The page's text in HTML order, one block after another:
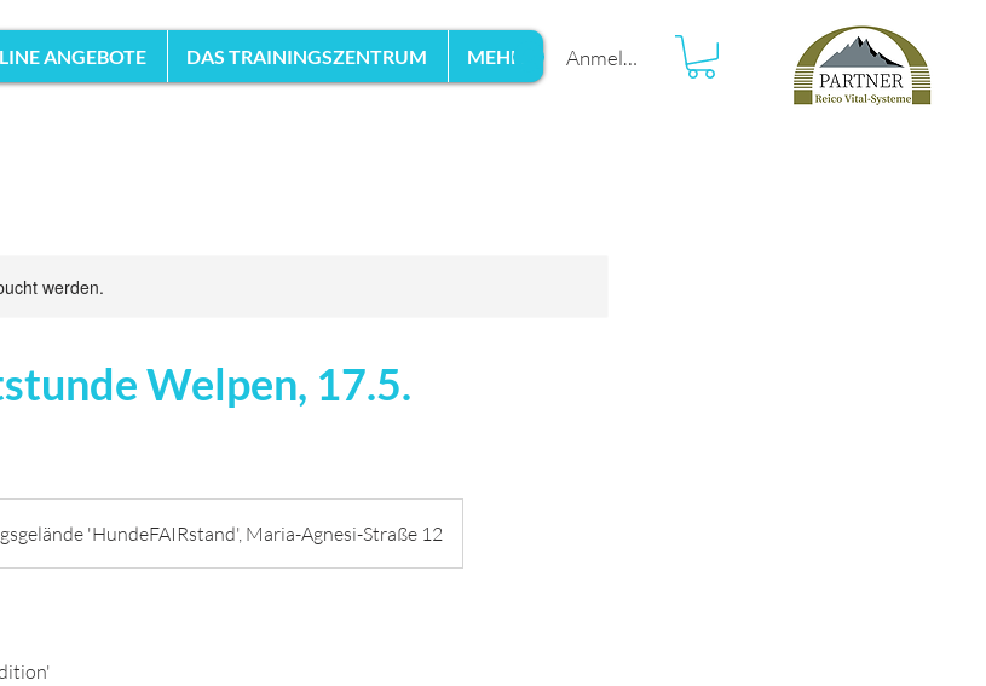
ANGEBOTE DAS TRAININGSZENTRUM MEHR Anmelden
werden.
Welpen, 17.5.
'HundeFAIRstand', Maria-Agnesi-Straße 12